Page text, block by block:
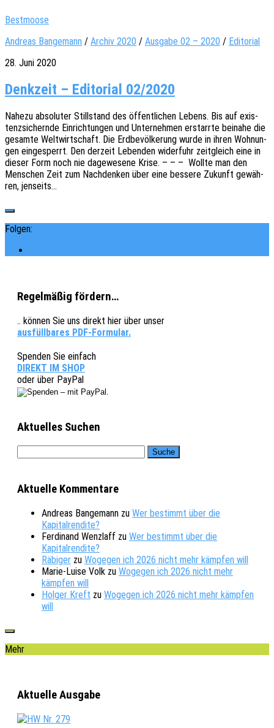
Bestmoose
Andreas Bangemann / Archiv 2020 / Ausgabe 02 – 2020 / Editorial
28. Juni 2020
Denkzeit – Editorial 02/2020
Nahezu abso­lu­ter Still­stand des öffent­li­chen Lebens. Bis auf exis­
tenz­si­chern­de Einrich­tun­gen und Unter­neh­men erstarr­te beina­he die
gesam­te Welt­wirt­schaft. Die Erdbe­völ­ke­rung wurde in ihren Wohnun­
gen einge­sperrt. Den derzeit Leben­den wider­fuhr zeit­gleich eine in
dieser Form noch nie dage­we­se­ne Krise. – – – Wollte man den
Menschen Zeit zum Nach­den­ken über eine besse­re Zukunft gewäh­
ren, jenseits…
Folgen:
Regelmäßig fördern…
.. können Sie uns direkt hier über unser
ausfüllbares PDF-Formular.
Spenden Sie einfach
DIREKT IM SHOP
oder über PayPal
Aktuelles Suchen
Aktuelle Kommentare
Andreas Bangemann zu Wer bestimmt über die
Kapitalrendite?
Ferdinand Wenzlaff zu Wer bestimmt über die
Kapitalrendite?
Räbiger zu Wogegen ich 2026 nicht mehr kämpfen will
Marie-Luise Volk zu Wogegen ich 2026 nicht mehr
kämpfen will
Holger Kreft zu Wogegen ich 2026 nicht mehr kämpfen
will
Mehr
Aktuelle Ausgabe